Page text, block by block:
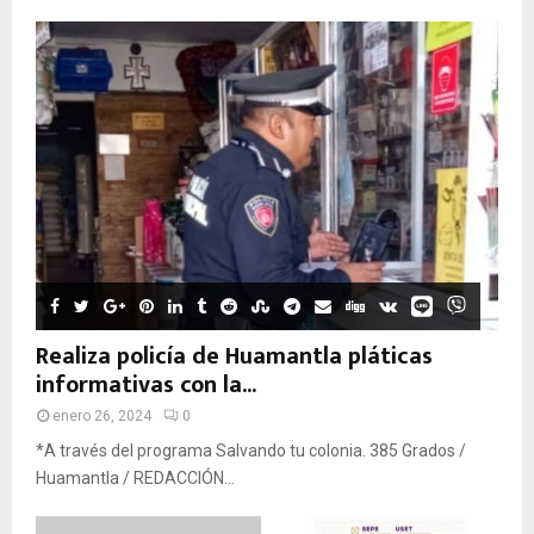
Realiza policía de Huamantla pláticas
informativas con la...
enero 26, 2024 0
*A través del programa Salvando tu colonia. 385 Grados /
Huamantla / REDACCIÓN...